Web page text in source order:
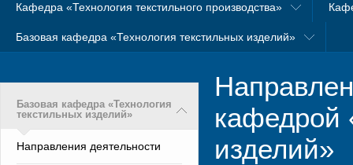
Кафедра «Технология текстильного производства»
Базовая кафедра «Технология текстильных изделий»
Базовая кафедра «Технология
текстильных изделий»
Направления деятельности
кафедрой
изделий»